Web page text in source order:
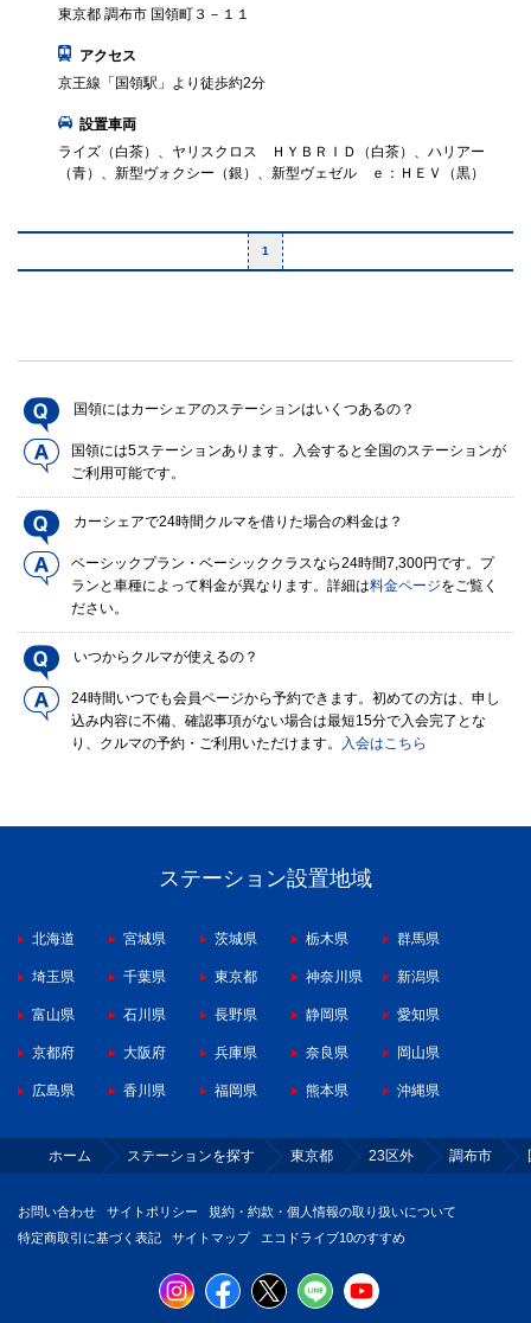
東京都 調布市 国領町３－１１
アクセス
京王線「国領駅」より徒歩約2分
設置車両
ライズ（白茶）、ヤリスクロス ＨＹＢＲＩＤ（白茶）、ハリアー
（青）、新型ヴォクシー（銀）、新型ヴェゼル ｅ：ＨＥＶ（黒）
1
国領にはカーシェアのステーションはいくつあるの？
国領には5ステーションあります。入会すると全国のステーションが
ご利用可能です。
カーシェアで24時間クルマを借りた場合の料金は？
ベーシックプラン・ベーシッククラスなら24時間7,300円です。プ
ランと車種によって料金が異なります。詳細は料金ページをご覧く
ださい。
いつからクルマが使えるの？
24時間いつでも会員ページから予約できます。初めての方は、申し
込み内容に不備、確認事項がない場合は最短15分で入会完了とな
り、クルマの予約・ご利用いただけます。
入会はこちら
ステーション設置地域
北海道 宮城県 茨城県 栃木県 群馬県
埼玉県 千葉県 東京都 神奈川県 新潟県
富山県 石川県 長野県 静岡県 愛知県
京都府 大阪府 兵庫県 奈良県 岡山県
広島県 香川県 福岡県 熊本県 沖縄県
ホーム ステーションを探す 東京都 23区外 調布市
お問い合わせ サイトポリシー
規約・約款・個人情報の取り扱いについて
特定商取引に基づく表記
サイトマップ エコドライブ10のすすめ